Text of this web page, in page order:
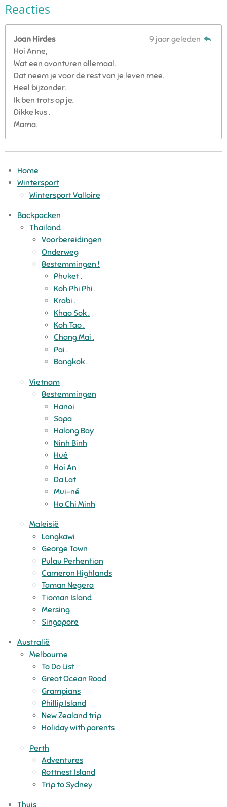
Reacties
Joan Hirdes
9 jaar geleden
Hoi Anne,
Wat een avonturen allemaal.
Dat neem je voor de rest van je leven mee.
Heel bijzonder.
Ik ben trots op je.
Dikke kus .
Mama.
Home
Wintersport
Wintersport Valloire
Backpacken
Thailand
Voorbereidingen
Onderweg
Bestemmingen !
Phuket .
Koh Phi Phi .
Krabi .
Khao Sok .
Koh Tao .
Chang Mai .
Pai .
Bangkok .
Vietnam
Bestemmingen
Hanoi
Sapa
Halong Bay
Ninh Binh
Hué
Hoi An
Da Lat
Mui-né
Ho Chi Minh
Maleisië
Langkawi
George Town
Pulau Perhentian
Cameron Highlands
Taman Negera
Tioman Island
Mersing
Singapore
Australië
Melbourne
To Do List
Great Ocean Road
Grampians
Phillip Island
New Zealand trip
Holiday with parents
Perth
Adventures
Rottnest Island
Trip to Sydney
Thuis